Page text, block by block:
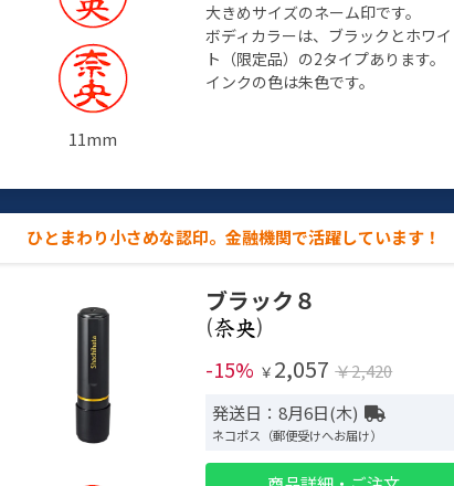
11mm
大きめサイズのネーム印です。
ボディカラーは、ブラックとホワイ
ト（限定品）の2タイプあります。
インクの色は朱色です。
ひとまわり小さめな認印。金融機関で活躍しています！
ブラック８
(
)
-15% ￥ 2,057 ￥2,420
発送日：8月6日(木)
ネコポス（郵便受けへお届け）